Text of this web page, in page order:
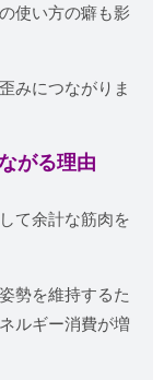
使い方の癖も影
みにつながりま
がる理由
て余計な筋肉を
勢を維持するた
ルギー消費が増